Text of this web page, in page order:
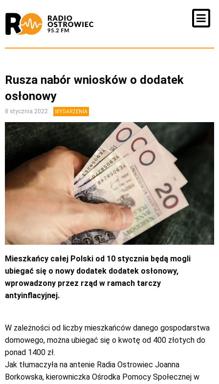
Rusza nabór wniosków o dodatek
osłonowy
8 stycznia 2022 WYDARZENIA
Mieszkańcy całej Polski od 10 stycznia będą mogli
ubiegać się o nowy dodatek dodatek osłonowy,
wprowadzony przez rząd w ramach tarczy
antyinflacyjnej.
W zależności od liczby mieszkańców danego gospodarstwa
domowego, można ubiegać się o kwotę od 400 złotych do
ponad 1400 zł.
Jak tłumaczyła na antenie Radia Ostrowiec Joanna
Borkowska, kierowniczka Ośrodka Pomocy Społecznej w